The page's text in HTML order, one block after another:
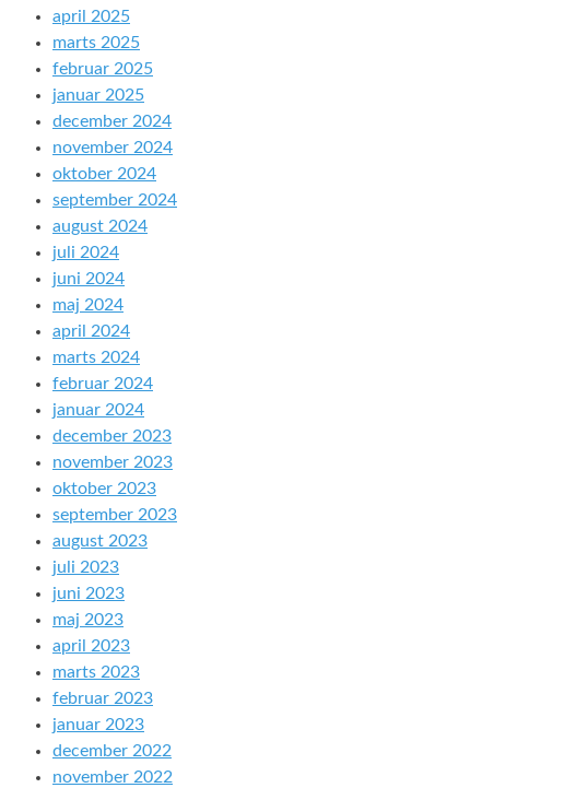
april 2025
marts 2025
februar 2025
januar 2025
december 2024
november 2024
oktober 2024
september 2024
august 2024
juli 2024
juni 2024
maj 2024
april 2024
marts 2024
februar 2024
januar 2024
december 2023
november 2023
oktober 2023
september 2023
august 2023
juli 2023
juni 2023
maj 2023
april 2023
marts 2023
februar 2023
januar 2023
december 2022
november 2022